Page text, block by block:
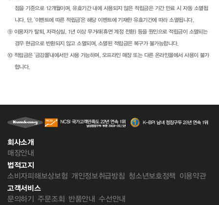
점을 기준으로 12개월이며, 유효기간 내에 사용되지 않은 적립금은 기간 만료 시 자동 소멸됩
니다. 단, '이벤트에 따른 적립금'은 해당 이벤트에 기재한 유효기간에 따라 소멸됩니다.
⑨ 이용자가 탈퇴, 자격상실, 1년 이상 무거래(휴면 계정 전환) 등을 원인으로 적립금이 소멸되는
경우 현금으로 반환되지 않고 소멸되며, 소멸된 적립금은 복구가 불가능합니다.
⑩ 적립금은 '금강몰'내에서만 사용 가능하며, 오프라인 매장 또는 다른 온라인몰에서 사용이 불가
합니다.
회사소개
매장안내
법적고지
소비자피해보상보험 개인정보취급방침 청소년보호정책 이용약관
고객서비스
문의하기 주문조회 반품안내 수선안내